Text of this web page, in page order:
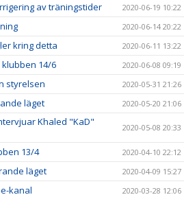
av träningstider 2020-06-19 10:22
2020-06-14 20:22
kring detta 2020-06-11 13:22
14/6 2020-06-08 09:19
styrelsen 2020-05-31 21:26
läget 2020-05-20 21:06
Khaled "KaD"
2020-05-08 20:33
13/4 2020-04-10 22:12
läget 2020-04-09 15:27
kanal 2020-03-28 12:06